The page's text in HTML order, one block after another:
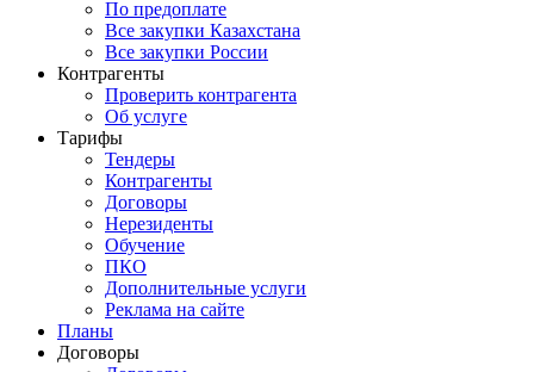
По предоплате
Все закупки Казахстана
Все закупки России
Контрагенты
Проверить контрагента
Об услуге
Тарифы
Тендеры
Контрагенты
Договоры
Нерезиденты
Обучение
ПКО
Дополнительные услуги
Реклама на сайте
Планы
Договоры